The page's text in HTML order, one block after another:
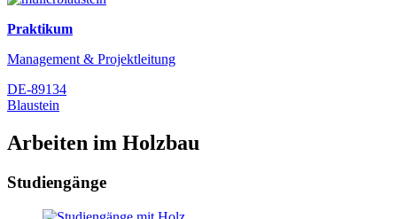
Praktikum
Management & Projektleitung
DE-89134
Blaustein
Arbeiten im Holzbau
Studiengänge